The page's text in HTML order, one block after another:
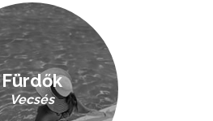
Fürdők
Vecsés